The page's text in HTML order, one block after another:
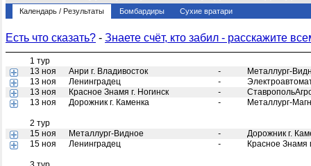
Календарь / Результаты Бомбардиры Сухие вратари
Есть что сказать? - Знаете счёт, кто забил - расскажите
1 тур
13 ноя
Анри г. Владивосток -
Металлург-
13 ноя
Ленинградец -
13 ноя
Красное Знамя г. Ногинск -
13 ноя
Дорожник г. Каменка - Металлург-
2 тур
15 ноя
Металлург-Видное -
Дорожник г.
15 ноя
Ленинградец - Красное Знамя